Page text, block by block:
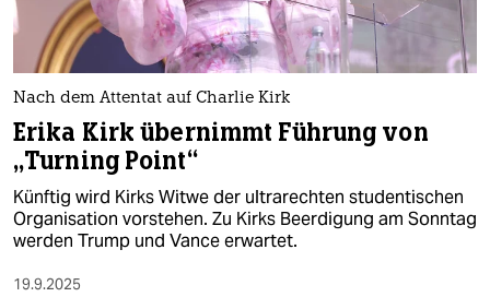
Nach dem Attentat auf Charlie Kirk
Erika Kirk übernimmt Führung von
„Turning Point“
Künftig wird Kirks Witwe der ultrarechten studentischen
Organisation vorstehen. Zu Kirks Beerdigung am Sonntag
werden Trump und Vance erwartet.
19.9.2025